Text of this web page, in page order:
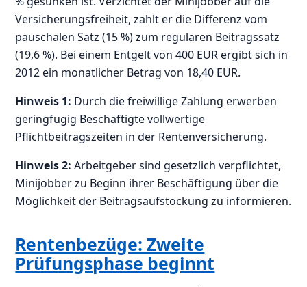
Versicherungsfreiheit, zahlt er die Differenz vom
pauschalen Satz (15 %) zum regulären Beitragssatz
(19,6 %). Bei einem Entgelt von 400 EUR ergibt sich in
2012 ein monatlicher Betrag von 18,40 EUR.
Hinweis 1: Durch die freiwillige Zahlung erwerben
geringfügig Beschäftigte vollwertige
Pflichtbeitragszeiten in der Rentenversicherung.
Hinweis 2: Arbeitgeber sind gesetzlich verpflichtet,
Minijobber zu Beginn ihrer Beschäftigung über die
Möglichkeit der Beitragsaufstockung zu informieren.
Rentenbezüge: Zweite
Prüfungsphase beginnt